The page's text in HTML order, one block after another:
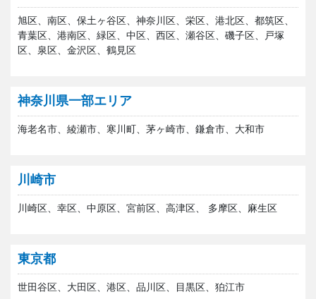
旭区、南区、保土ヶ谷区、神奈川区、栄区、港北区、都筑区、
青葉区、港南区、緑区、中区、西区、瀬谷区、磯子区、戸塚
区、泉区、金沢区、鶴見区
神奈川県一部エリア
海老名市、綾瀬市、寒川町、茅ヶ崎市、鎌倉市、大和市
川崎市
川崎区、幸区、中原区、宮前区、高津区、 多摩区、麻生区
東京都
世田谷区、大田区、港区、品川区、目黒区、狛江市